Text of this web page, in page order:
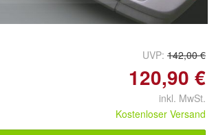
UVP: 142,00 €
120,90 €
inkl. MwSt.
Kostenloser Versand